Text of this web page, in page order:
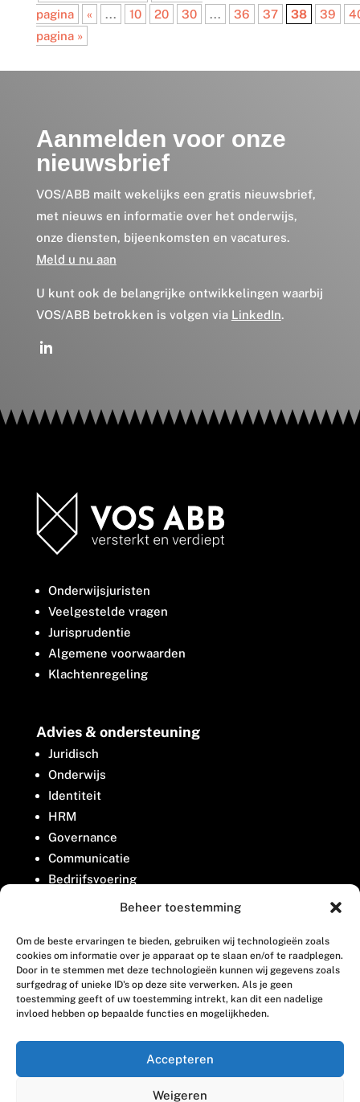
Beheer toestemming
Om de beste ervaringen te bieden, gebruiken wij technologieën zoals
cookies om informatie over je apparaat op te slaan en/of te raadplegen.
Door in te stemmen met deze technologieën kunnen wij gegevens zoals
surfgedrag of unieke ID's op deze site verwerken. Als je geen
toestemming geeft of uw toestemming intrekt, kan dit een nadelige
invloed hebben op bepaalde functies en mogelijkheden.
Accepteren
Weigeren
pagina
« ... 10 20 30 ... 36 37 38 39
pagina »
Aanmelden voor onze
nieuwsbrief
VOS/ABB mailt wekelijks een gratis nieuwsbrief,
met nieuws en informatie over het onderwijs,
onze diensten, bijeenkomsten en vacatures.
Meld u nu aan
U kunt ook de belangrijke ontwikkelingen waarbij
VOS/ABB betrokken is volgen via LinkedIn.
Onderwijsjuristen
Veelgestelde vragen
Jurisprudentie
Algemene voorwaarden
Klachtenregeling
Advies & ondersteuning
Juridisch
Onderwijs
Identiteit
HRM
Governance
Communicatie
Bedrijfsvoering
Belangenbehartiging
Contact
Houttuinlaan 8
3447 GM Woerden